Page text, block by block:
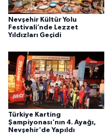
Nevşehir Kültür Yolu
Festivali’nde Lezzet
Yıldızları Geçidi
Türkiye Karting
Şampiyonası'nın 4. Ayağı,
Nevşehir'de Yapıldı